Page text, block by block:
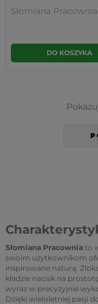
Słomiana Pracownia
DO KOSZYKA
Słomiana Pracownia to
swoim użytkownikom
inspirowane naturą.
kładzie nacisk na
wyraz w precyzyjnie
Dzięki wieloletniej pasji